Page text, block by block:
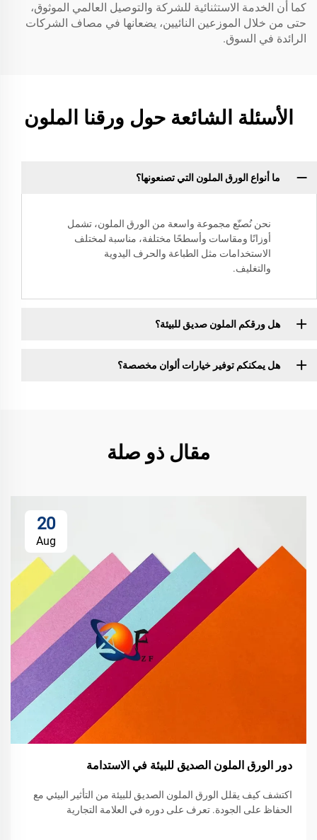
كما أن الخدمة الاستثنائية للشركة والتوصيل العالمي الموثوق،
حتى من خلال الموزعين النائيين، يضعانها في مصاف الشركات
الرائدة في السوق.
الأسئلة الشائعة حول ورقنا الملون
ما أنواع الورق الملون التي تصنعونها؟
نحن نُصنّع مجموعة واسعة من الورق الملون، تشمل
أوزانًا ومقاسات وأسطحًا مختلفة، مناسبة لمختلف
الاستخدامات مثل الطباعة والحرف اليدوية
والتغليف.
هل ورقكم الملون صديق للبيئة؟
هل يمكنكم توفير خيارات ألوان مخصصة؟
مقال ذو صلة
20
Aug
دور الورق الملون الصديق للبيئة في الاستدامة
اكتشف كيف يقلل الورق الملون الصديق للبيئة من التأثير البيئي مع
الحفاظ على الجودة. تعرف على دوره في العلامة التجارية